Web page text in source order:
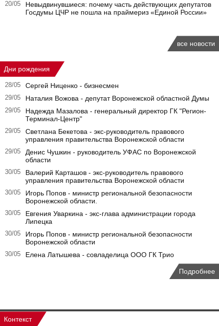
20/05
Невыдвинувшиеся: почему часть действующих депутатов
Госдумы ЦЧР не пошла на праймериз «Единой России»
все новости
Дни рождения
28/05 Сергей Ниценко - бизнесмен
29/05 Наталия Вожова - депутат Воронежской областной Думы
29/05
Надежда Мазалова - генеральный директор ГК "Регион-
Терминал-Центр"
29/05
Светлана Бекетова - экс-руководитель правового
управления правительства Воронежской области
29/05
Денис Чушкин - руководитель УФАС по Воронежской
области
30/05
Валерий Карташов - экс-руководитель правового
управления правительства Воронежской области
30/05
Игорь Попов - министр региональной безопасности
Воронежской области.
30/05
Евгения Уваркина - экс-глава администрации города
Липецка
30/05
Игорь Попов - министр региональной безопасности
Воронежской области
30/05 Елена Латышева - совладелица ООО ГК Трио
Подробнее
Контекст